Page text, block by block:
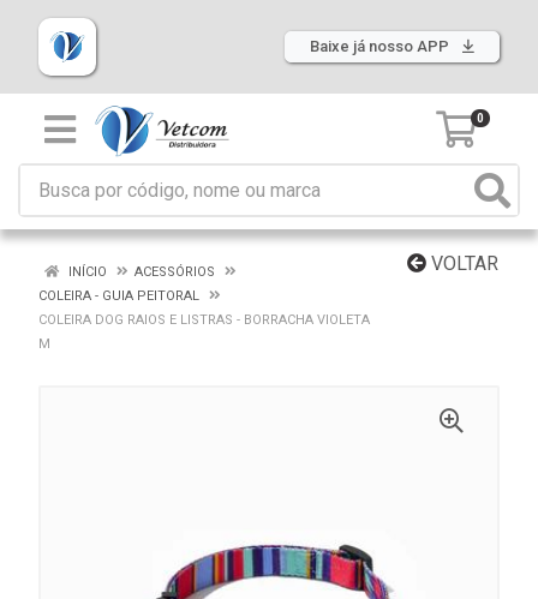
Baixe já nosso APP
0
VOLTAR
INÍCIO
ACESSÓRIOS
COLEIRA - GUIA PEITORAL
COLEIRA DOG RAIOS E LISTRAS - BORRACHA VIOLETA
M